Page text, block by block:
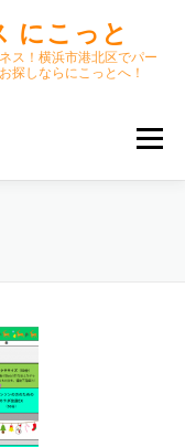
にこっと
ス！横浜市港北区でパー
探しならにこっとへ！
メニュー